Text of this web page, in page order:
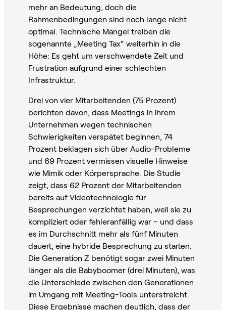
mehr an Bedeutung, doch die
Rahmenbedingungen sind noch lange nicht
optimal. Technische Mängel treiben die
sogenannte „Meeting Tax“ weiterhin in die
Höhe: Es geht um verschwendete Zeit und
Frustration aufgrund einer schlechten
Infrastruktur.
Drei von vier Mitarbeitenden (75 Prozent)
berichten davon, dass Meetings in ihrem
Unternehmen wegen technischen
Schwierigkeiten verspätet beginnen, 74
Prozent beklagen sich über Audio-Probleme
und 69 Prozent vermissen visuelle Hinweise
wie Mimik oder Körpersprache. Die Studie
zeigt, dass 62 Prozent der Mitarbeitenden
bereits auf Videotechnologie für
Besprechungen verzichtet haben, weil sie zu
kompliziert oder fehleranfällig war – und dass
es im Durchschnitt mehr als fünf Minuten
dauert, eine hybride Besprechung zu starten.
Die Generation Z benötigt sogar zwei Minuten
länger als die Babyboomer (drei Minuten), was
die Unterschiede zwischen den Generationen
im Umgang mit Meeting-Tools unterstreicht.
Diese Ergebnisse machen deutlich, dass der